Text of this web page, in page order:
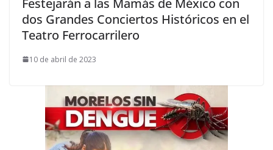
dos Grandes Conciertos Históricos en el
Teatro Ferrocarrilero
10 de abril de 2023